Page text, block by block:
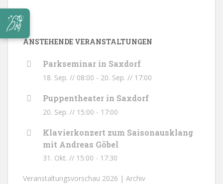
ANSTEHENDE VERANSTALTUNGEN
Parkseminar in Saxdorf
18. Sep. // 08:00 - 20. Sep. // 17:00
Puppentheater in Saxdorf
20. Sep. // 15:00 - 17:00
Klavierkonzert zum Saisonausklang
mit Andreas Göbel
31. Okt. // 15:00 - 17:30
Veranstaltungsvorschau 2026 | Archiv